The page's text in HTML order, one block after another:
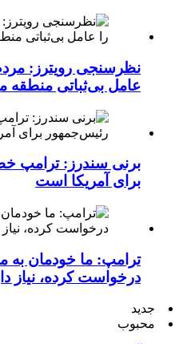
نظرسنجی رویترز: مردم
عامل بی‌ثباتی منطقه
برنی سندرز: ترامپ
برای آمریکا است
ترامپ: ما خودمان به
درخواست کرده، نیاز
جدید
محبوب